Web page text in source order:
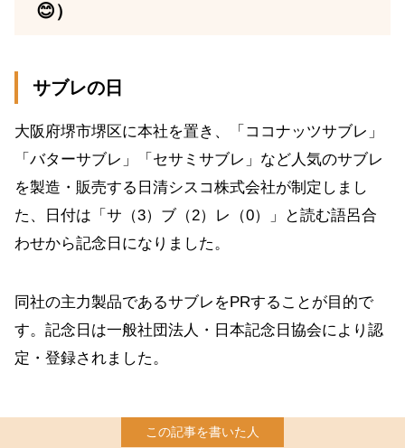
😊）
サブレの日
大阪府堺市堺区に本社を置き、「ココナッツサブレ」
「バターサブレ」「セサミサブレ」など人気のサブレ
を製造・販売する日清シスコ株式会社が制定しまし
た、日付は「サ（3）ブ（2）レ（0）」と読む語呂合
わせから記念日になりました。
同社の主力製品であるサブレをPRすることが目的で
す。記念日は一般社団法人・日本記念日協会により認
定・登録されました。